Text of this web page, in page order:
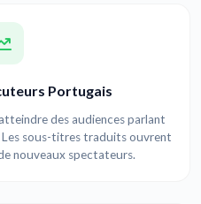
Portugais
des audiences parlant
Les sous-titres traduits ouvrent
nouveaux spectateurs.